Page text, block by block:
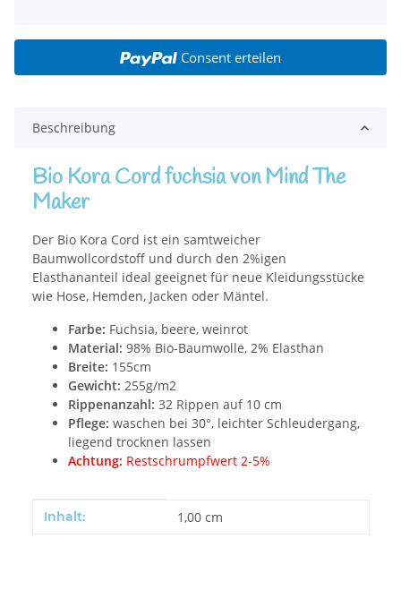
Consent erteilen
Beschreibung
Bio Kora Cord fuchsia von Mind The
Maker
Der Bio Kora Cord ist ein samtweicher
Baumwollcordstoff und durch den 2%igen
Elasthananteil ideal geeignet für neue Kleidungsstücke
wie Hose, Hemden, Jacken oder Mäntel.
Farbe: Fuchsia, beere, weinrot
Material: 98% Bio-Baumwolle, 2% Elasthan
Breite: 155cm
Gewicht: 255g/m2
Rippenanzahl: 32 Rippen auf 10 cm
Pflege: waschen bei 30°, leichter Schleudergang,
liegend trocknen lassen
Achtung: Restschrumpfwert 2-5%
Produkteigenschaft
Wert
Inhalt: 1,00 cm